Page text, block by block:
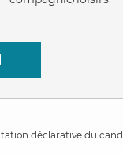
déclarative du